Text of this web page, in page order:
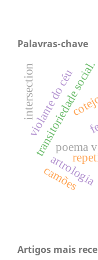
Palavras-chave
poema
transitoriedade social.
artrologia
camões
violante do céu
intersection
Artigos mais